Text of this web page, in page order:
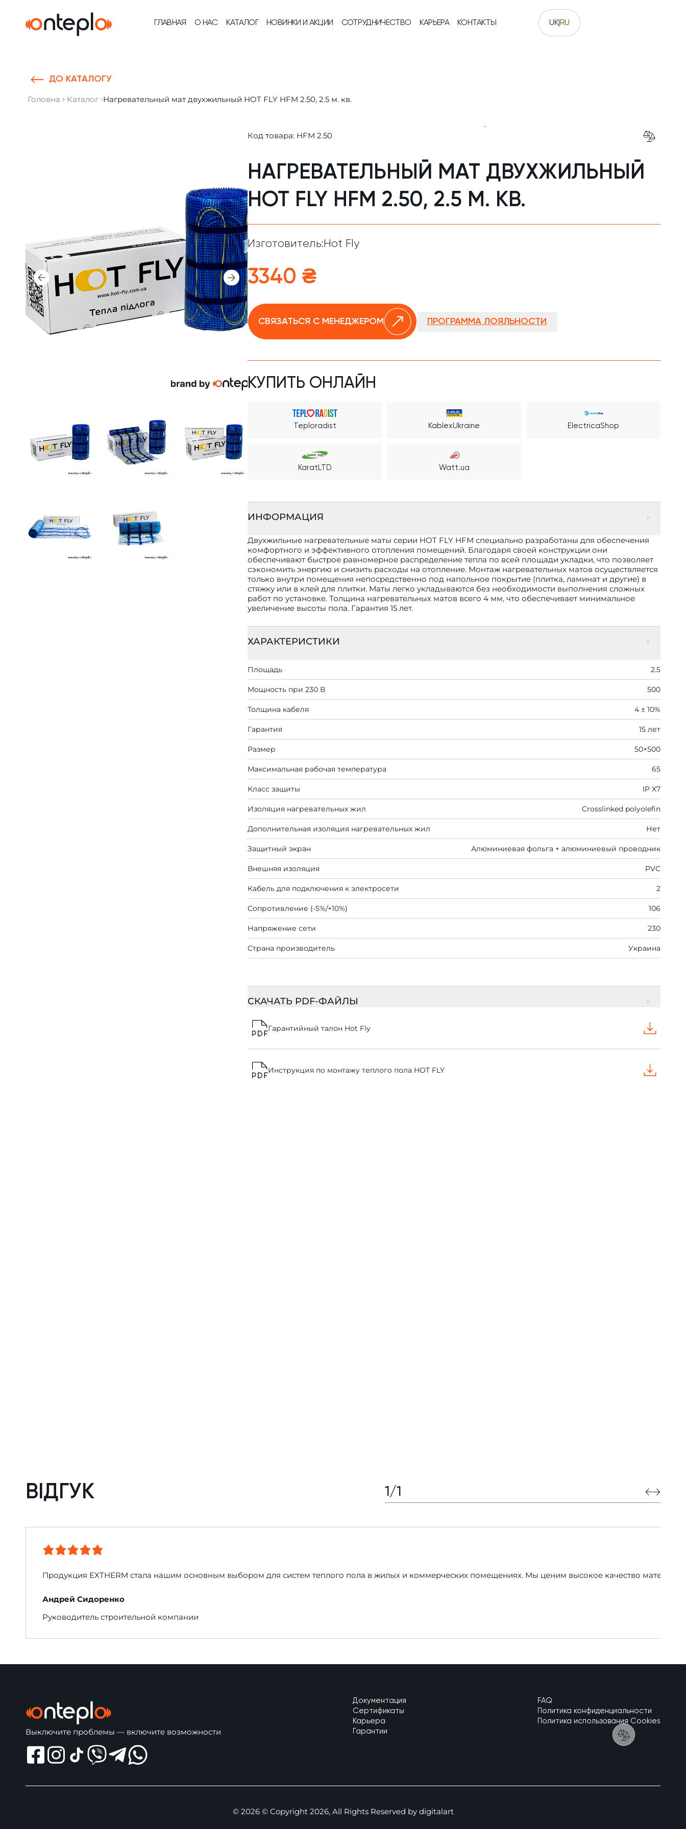
ГЛАВНАЯ О НАС КАТАЛОГ НОВИНКИ И АКЦИИ СОТРУДНИЧЕСТВО КАРЬЕРА КОНТАКТЫ UK| RU
ДО КАТАЛОГУ
Головна Каталог Нагревательный мат двухжильный HOT FLY HFM 2.50, 2.5 м. кв.
Код товара: HFM 2.50
`
Add to
НАГРЕВАТЕЛЬНЫЙ МАТ ДВУХЖИЛЬНЫЙ
HOT FLY HFM 2.50, 2.5 М. КВ.
Изготовитель:Hot Fly
3340 ₴
СВЯЗАТЬСЯ С МЕНЕДЖЕРОМ ПРОГРАММА ЛОЯЛЬНОСТИ
КУПИТЬ ОНЛАЙН
Teploradist KablexUkraine ElectricaShop
KaratLTD Watt.ua
ИНФОРМАЦИЯ
Двухжильные нагревательные маты серии HOT FLY HFM специально разработаны для обеспечения
комфортного и эффективного отопления помещений. Благодаря своей конструкции они
обеспечивают быстрое равномерное распределение тепла по всей площади укладки, что позволяет
сэкономить энергию и снизить расходы на отопление. Монтаж нагревательных матов осуществляется
только внутри помещения непосредственно под напольное покрытие (плитка, ламинат и другие) в
стяжку или в клей для плитки. Маты легко укладываются без необходимости выполнения сложных
работ по установке. Толщина нагревательных матов всего 4 мм, что обеспечивает минимальное
увеличение высоты пола. Гарантия 15 лет.
ХАРАКТЕРИСТИКИ
Площадь 2.5
Мощность при 230 В 500
Толщина кабеля 4 ± 10%
Гарантия 15 лет
Размер 50×500
Максимальная рабочая температура 65
Класс защиты IP X7
Изоляция нагревательных жил Crosslinked polyolefin
Дополнительная изоляция нагревательных жил Нет
Защитный экран Алюминиевая фольга + алюминиевый проводник
Внешняя изоляция PVC
Кабель для подключения к электросети 2
Сопротивление (-5%/+10%) 106
Напряжение сети 230
Страна производитель Украина
СКАЧАТЬ PDF-ФАЙЛЫ
Гарантийный талон Hot Fly
Инструкция по монтажу теплого пола HOT FLY
Add to
ВІДГУК 1 /1
Продукция EXTHERM стала нашим основным выбором для систем теплого пола в жилых и коммерческих помещениях. Мы ценим высокое качество
Андрей Сидоренко
Руководитель строительной компании
Выключите проблемы — включите возможности
Документация
Сертификаты
Карьера
Гарантии
FAQ
Политика конфиденциальности
Политика использования Cookies
Відкрити Shreem Facebook
Відкрити Shreem Instagram
Відкрити Shreem Tik Tok
Відкрити Shreem Viber
Відкрити Shreem Telegram
Відкрити Shreem Whatsapp
© 2026 © Copyright 2026, All Rights Reserved by digitalart